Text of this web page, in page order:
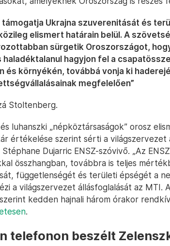
támogatja Ukrajna szuverenitását és
elismert határain belül. A
sürgetik Oroszországot,
haladéktalanul hagyjon fel a
és környékén, továbbá vonja ki
megfelelően”
Stoltenberg.
luhanszki „népköztársaságok” orosz
értékelése szerint sérti a világszervezet
Dujarric ENSZ-szóvivő. „Az
összhangban, továbbra is teljes
függetlenségét és területi épségét a
a világszervezet állásfoglalását az MTI.
kedden hajnali három órakor
.
telefonon beszélt